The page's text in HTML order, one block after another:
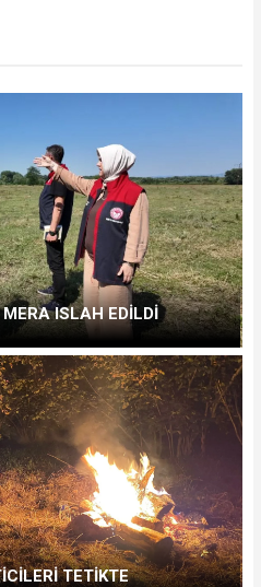
ISLAH EDİLDİ
TETİKTE